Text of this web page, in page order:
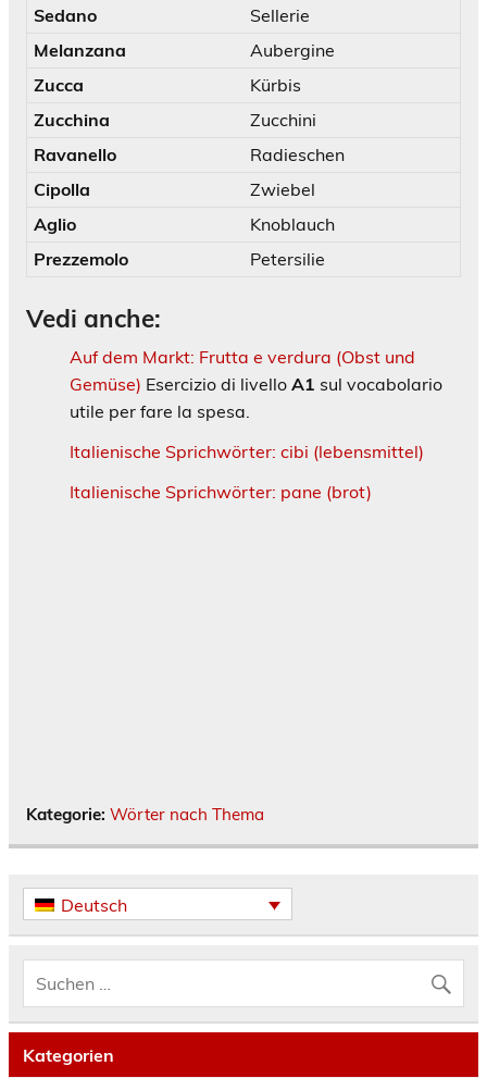
Sedano
Sellerie
Melanzana
Aubergine
Zucca
Kürbis
Zucchina
Zucchini
Ravanello
Radieschen
Cipolla
Zwiebel
Aglio
Knoblauch
Prezzemolo
Petersilie
Vedi anche:
Auf dem Markt: Frutta e verdura (Obst und
Gemüse) Esercizio di livello A1 sul vocabolario
utile per fare la spesa.
Italienische Sprichwörter: cibi (lebensmittel)
Italienische Sprichwörter: pane (brot)
Kategorie: Wörter nach Thema
Deutsch
Kategorien